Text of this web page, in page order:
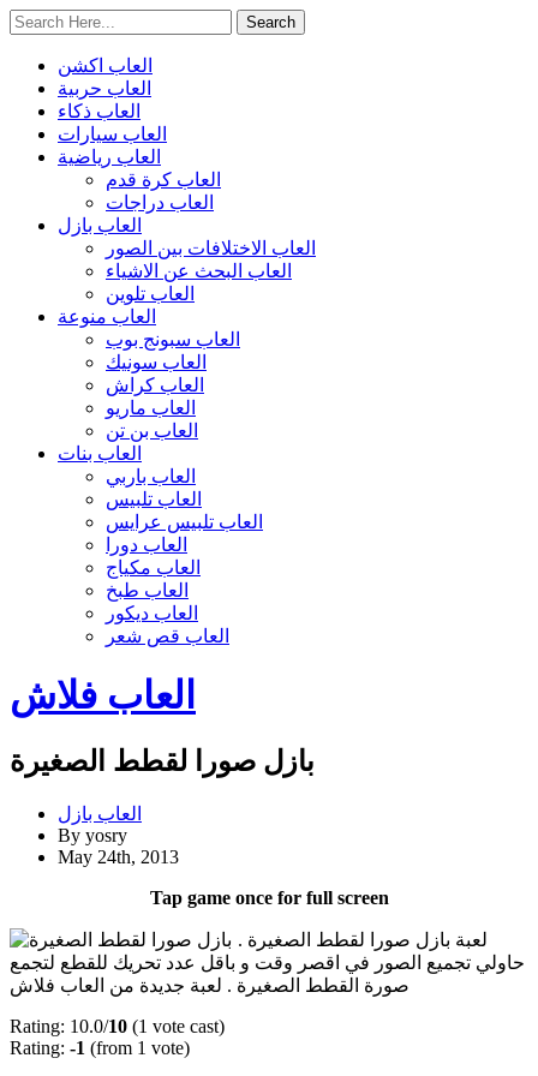
العاب اكشن
العاب حربية
العاب ذكاء
العاب سيارات
العاب رياضية
العاب كرة قدم
العاب دراجات
العاب بازل
العاب الاختلافات بين الصور
العاب البحث عن الاشياء
العاب تلوين
العاب منوعة
العاب سبونج بوب
العاب سونيك
العاب كراش
العاب ماريو
العاب بن تن
العاب بنات
العاب باربي
العاب تلبيس
العاب تلبيس عرايس
العاب دورا
العاب مكياج
العاب طبخ
العاب ديكور
العاب قص شعر
العاب فلاش
بازل صورا لقطط الصغيرة
العاب بازل
By yosry
May 24th, 2013
Tap game once for full screen
لعبة بازل صورا لقطط الصغيرة .
حاولي تجميع الصور في اقصر وقت و باقل عدد تحريك للقطع لتجمع
صورة القطط الصغيرة . لعبة جديدة من العاب فلاش
Rating: 10.0/10 (1 vote cast)
Rating: -1 (from 1 vote)